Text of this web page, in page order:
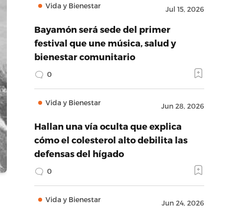
Vida y Bienestar Jul 15, 2026
Bayamón será sede del primer
festival que une música, salud y
bienestar comunitario
0
Vida y Bienestar Jun 28, 2026
Hallan una vía oculta que explica
cómo el colesterol alto debilita las
defensas del hígado
0
Vida y Bienestar Jun 24, 2026